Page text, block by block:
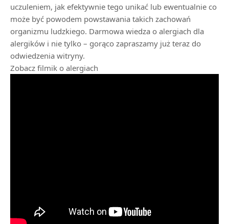
uczuleniem, jak efektywnie tego unikać lub ewentualnie co
może być powodem powstawania takich zachowań
organizmu ludzkiego. Darmowa wiedza o alergiach dla
alergików i nie tylko – gorąco zapraszamy już teraz do
odwiedzenia witryny.
Zobacz filmik o alergiach